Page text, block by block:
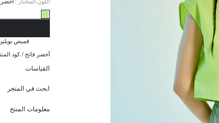
قميص
أخضر فاتح / كود
القياسات
ابحث في المتجر
معلومات المنتج